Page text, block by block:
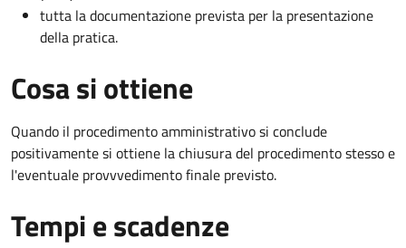
tutta la documentazione prevista per la presentazione
della pratica.
Cosa si ottiene
Quando il procedimento amministrativo si conclude
positivamente si ottiene la chiusura del procedimento stesso e
l'eventuale provvvedimento finale previsto.
Tempi e scadenze